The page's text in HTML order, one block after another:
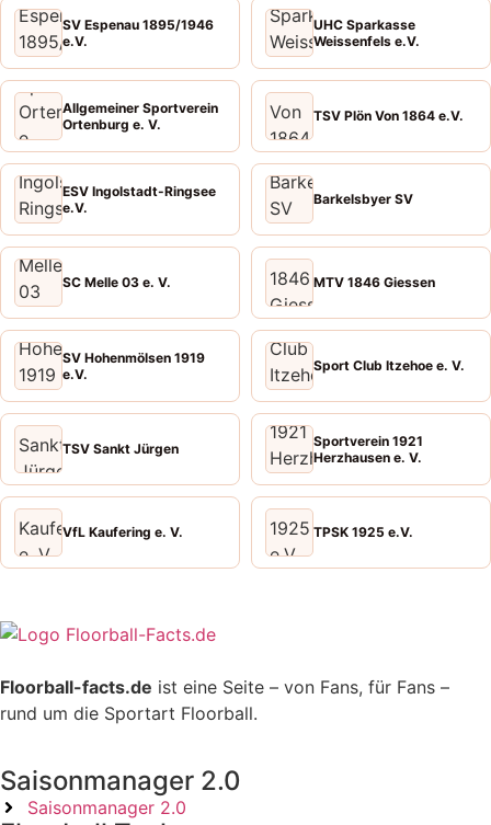
SV Espenau 1895/1946
e.V.
UHC Sparkasse
Weissenfels e.V.
Allgemeiner Sportverein
Ortenburg e. V.
TSV Plön Von 1864 e.V.
ESV Ingolstadt-Ringsee
e.V.
Barkelsbyer SV
SC Melle 03 e. V. MTV 1846 Giessen
SV Hohenmölsen 1919
e.V.
Sport Club Itzehoe e. V.
TSV Sankt Jürgen
Sportverein 1921
Herzhausen e. V.
VfL Kaufering e. V. TPSK 1925 e.V.
Floorball-facts.de ist eine Seite – von Fans, für Fans –
rund um die Sportart Floorball.
Saisonmanager 2.0
Saisonmanager 2.0